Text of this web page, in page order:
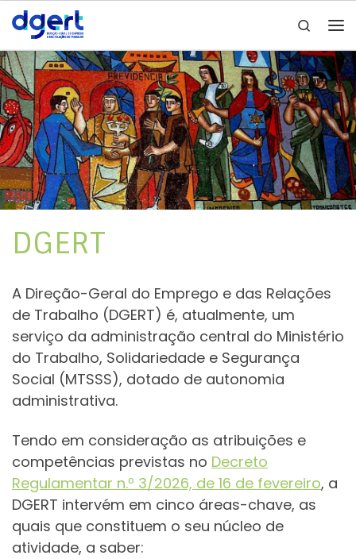
Skip to content
Search
DGERT
A Direção-Geral do Emprego e das Relações
de Trabalho (DGERT) é, atualmente, um
serviço da administração central do Ministério
do Trabalho, Solidariedade e Segurança
Social (MTSSS), dotado de autonomia
administrativa.
Tendo em consideração as atribuições e
competências previstas no Decreto
Regulamentar n.º 3/2026, de 16 de fevereiro, a
DGERT intervém em cinco áreas-chave, as
quais que constituem o seu núcleo de
atividade, a saber: